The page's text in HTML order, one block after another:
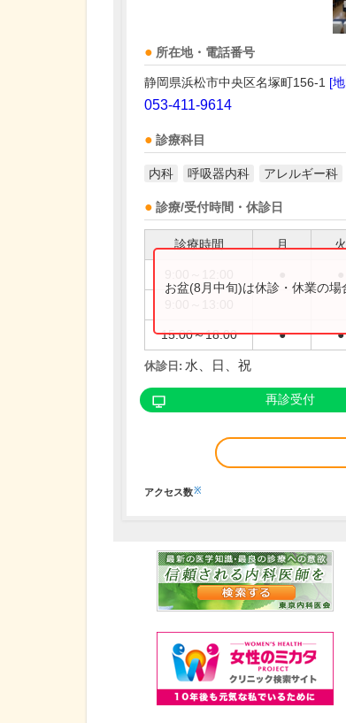
所在地・電話番号
静岡県浜松市中央区名塚町156-1 [
053-411-9614
診療科目
内科 呼吸器内科 アレルギー科
診療/受付時間・休診日
診療時間 月 火
15:00～18:00 ● ●
お盆(8月中旬)は休診・休業の場
休診日: 水、日、祝
再診受付
アクセス数※